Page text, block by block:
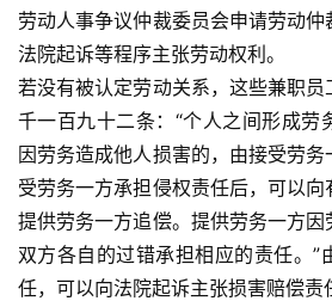
消
费
生
活
科
技
财
登录 注册
劳动人事争议仲裁委员会申请劳动
法院起诉等程序主张劳动权利。
若没有被认定劳动关系，这些兼职
千一百九十二条：“个人之间形成劳
因劳务造成他人损害的，由接受劳
受劳务一方承担侵权责任后，可以
提供劳务一方追偿。提供劳务一方
双方各自的过错承担相应的责任。”
任，可以向法院起诉主张损害赔偿责